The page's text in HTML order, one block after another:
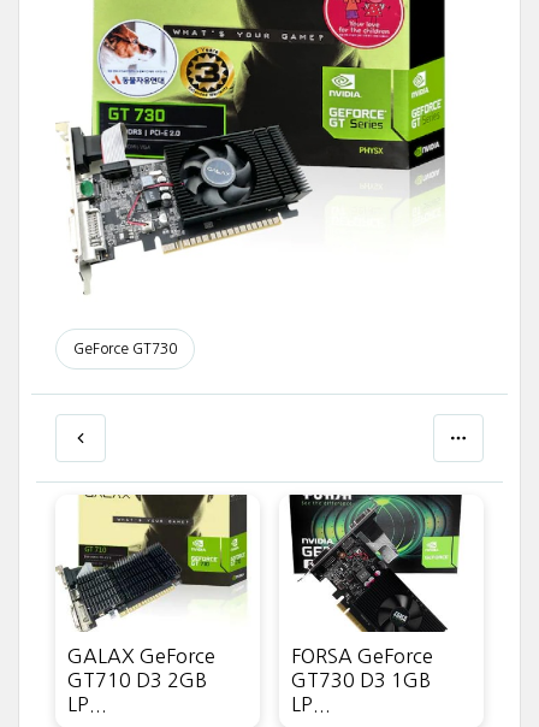
GeForce GT730
GALAX GeForce
GT710 D3 2GB
LP...
FORSA GeForce
GT730 D3 1GB
LP...